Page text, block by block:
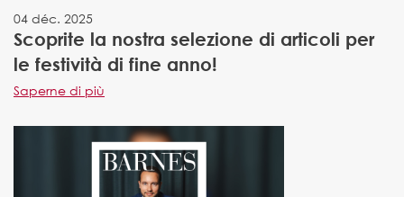
04 déc. 2025
Scoprite la nostra selezione di articoli per
le festività di fine anno!
Saperne di più